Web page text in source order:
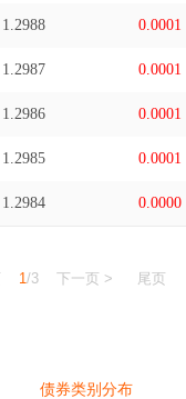
1.2988 0.0001
1.2987 0.0001
1.2986 0.0001
1.2985 0.0001
1.2984 0.0000
1/3 下一页 > 尾页
债券类别分布